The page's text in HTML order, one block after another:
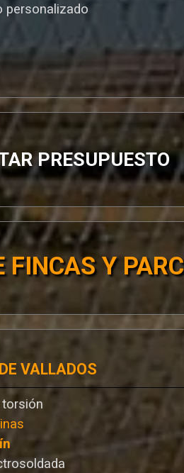
personalizado
PRESUPUESTO
FINCAS Y
VALLADOS